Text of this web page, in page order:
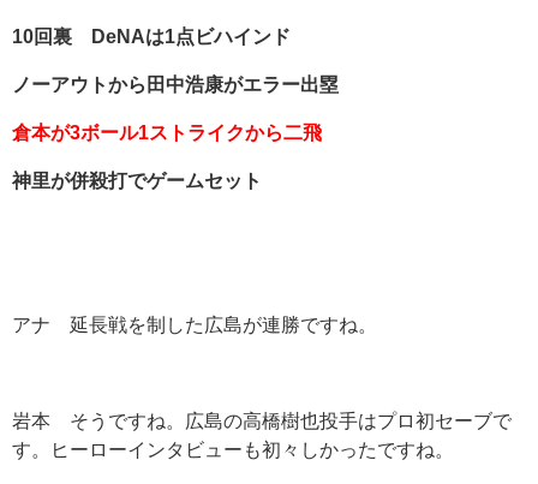
10回裏 DeNAは1 点ビハインド
ノーアウトから田中浩康がエラー出塁
倉本が3ボール1 ストライクから二飛
神里が併殺打でゲームセット
アナ 延長戦を制した広島が連勝ですね。
岩本 そうですね。広島の高橋樹也投手はプロ初セーブで
す。ヒーローインタビューも初々しかったですね。